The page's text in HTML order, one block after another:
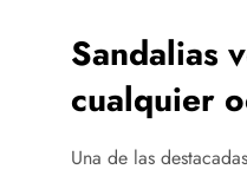
Sandalias
cualquier
Una de las